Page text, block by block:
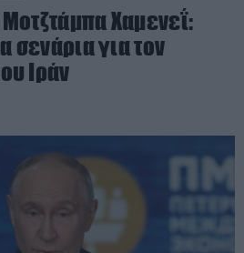
Χαμενεΐ:
σενάρια για τον
Ιράν